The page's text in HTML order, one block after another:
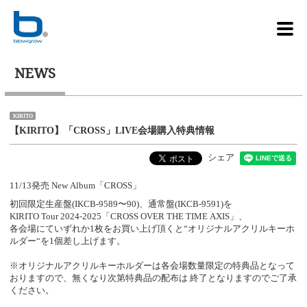
NEWS
KIRITO
【KIRITO】「CROSS」LIVE会場購入特典情報
シェア
11/13発売 New Album「CROSS」
初回限定生産盤(IKCB-9589〜90)、通常盤(IKCB-9591)を
KIRITO Tour 2024-2025「CROSS OVER THE TIME AXIS」、
各会場にていずれか1枚をお買い上げ頂くと“オリジナルアクリルキーホ
ルダー“を1個差し上げます。
※オリジナルアクリルキーホルダーは各会場数量限定の特典品となって
おりますので、無くなり次第特典品の配布は 終了となりますのでご了承
ください。